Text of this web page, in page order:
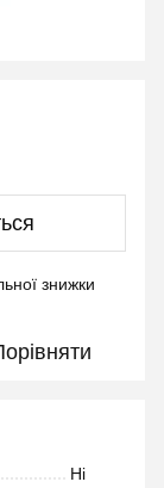
знижки
Ні